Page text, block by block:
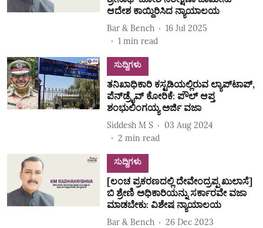
ಆದೇಶ ಕಾಯ್ದಿರಿಸಿದ ನ್ಯಾಯಾಲಯ
Bar & Bench
16 Jul 2025
1 min read
ಸುದ್ದಿಗಳು
ತನಿಖಾಧಿಕಾರಿ ಕಸ್ಟಡಿಯಲ್ಲಿರುವ ಲ್ಯಾಪ್‌ಟಾಪ್‌,
ಪೆನ್‌ಡ್ರೈವ್‌ ಕೋರಿಕೆ: ಪೌಲ್‌ ಆಪ್ತ
ಶಂಭುಲಿಂಗಯ್ಯ ಅರ್ಜಿ ವಜಾ
Siddesh M S
03 Aug 2024
2 min read
ಸುದ್ದಿಗಳು
[ಲಂಚ ಪ್ರಕರಣದಲ್ಲಿ ದೇವೇಂದ್ರಪ್ಪ ಖುಲಾಸೆ]
ಬಿ ಶ್ರೇಣಿ ಅಧಿಕಾರಿಯನ್ನು ಸರ್ಕಾರವೇ ವಜಾ
ಮಾಡಬೇಕು: ವಿಶೇಷ ನ್ಯಾಯಾಲಯ
Bar & Bench
26 Dec 2023